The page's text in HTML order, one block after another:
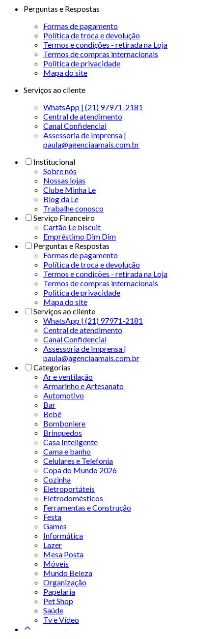
Perguntas e Respostas
Formas de pagamento
Política de troca e devolução
Termos e condições - retirada na Loja
Termos de compras internacionais
Politica de privacidade
Mapa do site
Serviços ao cliente
WhatsApp | (21) 97971-2181
Central de atendimento
Canal Confidencial
Assessoria de Imprensa |
paula@agenciaamais.com.br
Institucional
Sobre nós
Nossas lojas
Clube Minha Le
Blog da Le
Trabalhe conosco
Serviço Financeiro
Cartão Le biscuit
Empréstimo Dim Dim
Perguntas e Respostas
Formas de pagamento
Política de troca e devolução
Termos e condições - retirada na Loja
Termos de compras internacionais
Politica de privacidade
Mapa do site
Serviços ao cliente
WhatsApp | (21) 97971-2181
Central de atendimento
Canal Confidencial
Assessoria de Imprensa |
paula@agenciaamais.com.br
Categorias
Ar e ventilação
Armarinho e Artesanato
Automotivo
Bar
Bebê
Bomboniere
Brinquedos
Casa Inteligente
Cama e banho
Celulares e Telefonia
Copa do Mundo 2026
Cozinha
Eletroportáteis
Eletrodomésticos
Ferramentas e Construção
Festa
Games
Informática
Lazer
Mesa Posta
Móveis
Mundo Beleza
Organização
Papelaria
Pet Shop
Saúde
Tv e Vídeo